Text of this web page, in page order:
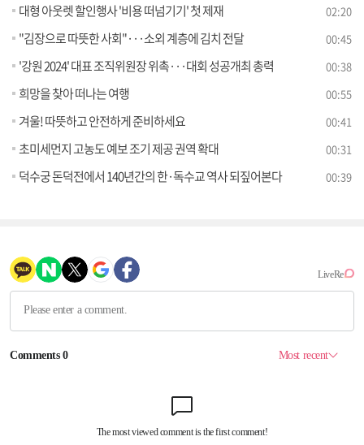
대형 아웃렛 할인행사 '비용 떠넘기기' 첫 제재 02:20
"김장으로 따뜻한 사회"···소외 계층에 김치 전달 00:45
'강원 2024' 대표 조직위원장 위촉···대회 성공개최 총력 00:38
희망을 찾아 떠나는 여행 00:55
겨울! 따뜻하고 안전하게 준비하세요 00:41
초미세먼지 고농도 예보 조기 제공 권역 확대 00:31
덕수궁 돈덕전에서 140년간의 한·독수교 역사 되짚어본다 00:39